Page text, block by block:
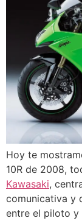
Hoy te
10R de 2008,
Kawasaki,
comunicativa y
entre el piloto